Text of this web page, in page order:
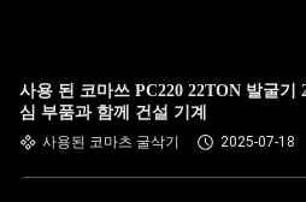
사용 된 코마쓰 PC220 22TON 발굴기
심 부품과 함께 건설 기계
사용된 코마츠 굴삭기 2025-07-18